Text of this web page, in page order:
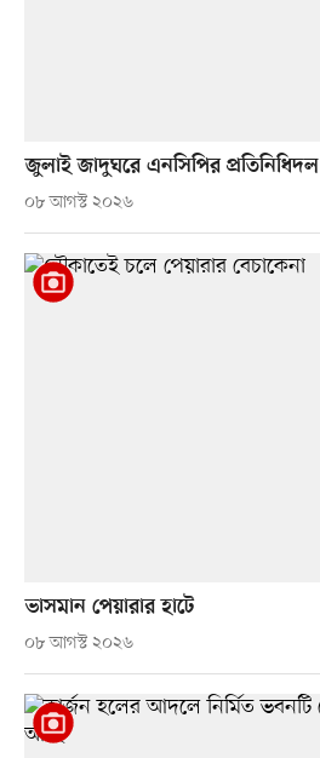
জুলাই জাদুঘরে এনসিপির প্রতিনিধিদল
০৮ আগস্ট ২০২৬
ভাসমান পেয়ারার হাটে
০৮ আগস্ট ২০২৬